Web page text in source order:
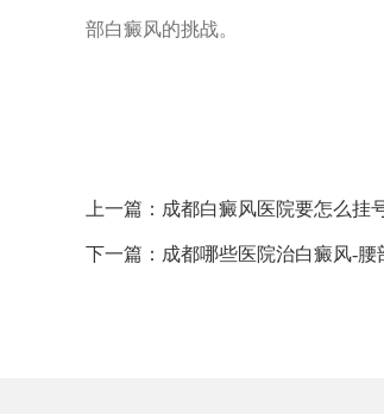
部白癜风的挑战。
上一篇： 成都白癜风医院要怎么挂
下一篇： 成都哪些医院治白癜风-